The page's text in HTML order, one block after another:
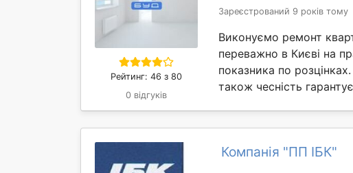
Рейтинг: 46 з 80
0 відгуків
Зареєстрований 9 років тому
Виконуємо ремонт
переважно в Києві на
показника по
також чесність
Компанія "ПП ІБК"